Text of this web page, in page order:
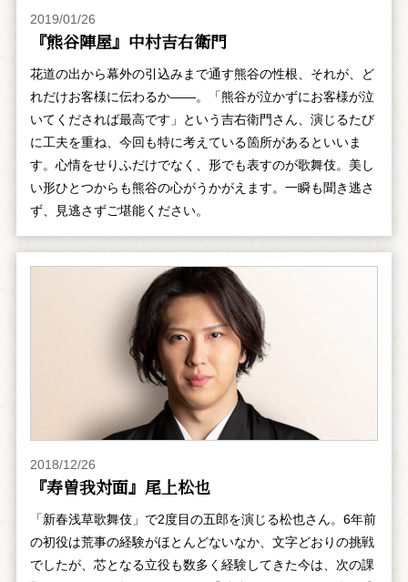
2019/01/26
『熊谷陣屋』中村吉右衛門
花道の出から幕外の引込みまで通す熊谷の性根、それが、ど
れだけお客様に伝わるか――。「熊谷が泣かずにお客様が泣
いてくだされば最高です」という吉右衛門さん、演じるたび
に工夫を重ね、今回も特に考えている箇所があるといいま
す。心情をせりふだけでなく、形でも表すのが歌舞伎。美し
い形ひとつからも熊谷の心がうかがえます。一瞬も聞き逃さ
ず、見逃さずご堪能ください。
2018/12/26
『寿曽我対面』尾上松也
「新春浅草歌舞伎」で2度目の五郎を演じる松也さん。6年前
の初役は荒事の経験がほとんどないなか、文字どおりの挑戦
でしたが、芯となる立役も数多く経験してきた今は、次の課